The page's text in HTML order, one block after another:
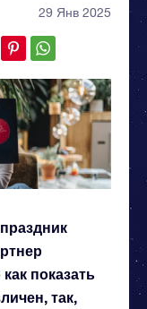
29 Янв 2025
показать
так,